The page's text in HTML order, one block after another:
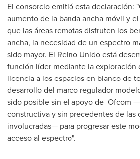
El consorcio emitió esta declaración:
aumento de la banda ancha móvil y
que las áreas remotas disfruten los
ancha, la necesidad de un espectro
sido mayor. El Reino Unido está
función líder mediante la exploración
licencia a los espacios en blanco de
desarrollo del marco regulador
sido posible sin el apoyo de Ofcom
constructiva y sin precedentes de las
involucradas— para progresar este
acceso al espectro".